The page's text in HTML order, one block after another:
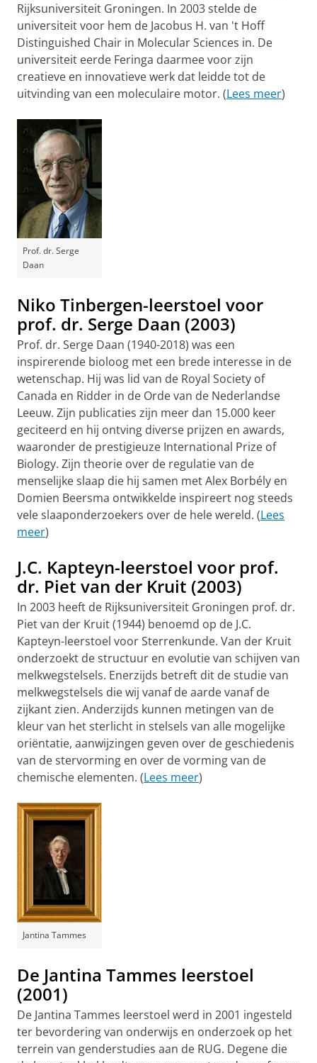
Rijksuniversiteit Groningen. In 2003 stelde de
universiteit voor hem de Jacobus H. van 't Hoff
Distinguished Chair in Molecular Sciences in. De
universiteit eerde Feringa daarmee voor zijn
creatieve en innovatieve werk dat leidde tot de
uitvinding van een moleculaire motor. (Lees meer)
Prof. dr. Serge
Daan
Niko Tinbergen-leerstoel voor
prof. dr. Serge Daan (2003)
Prof. dr. Serge Daan (1940-2018) was een
inspirerende bioloog met een brede interesse in de
wetenschap. Hij was lid van de Royal Society of
Canada en Ridder in de Orde van de Nederlandse
Leeuw. Zijn publicaties zijn meer dan 15.000 keer
geciteerd en hij ontving diverse prijzen en awards,
waaronder de prestigieuze International Prize of
Biology. Zijn theorie over de regulatie van de
menselijke slaap die hij samen met Alex Borbély en
Domien Beersma ontwikkelde inspireert nog steeds
vele slaaponderzoekers over de hele wereld. (Lees
meer)
J.C. Kapteyn-leerstoel voor prof.
dr. Piet van der Kruit (2003)
In 2003 heeft de Rijksuniversiteit Groningen prof. dr.
Piet van der Kruit (1944) benoemd op de J.C.
Kapteyn-leerstoel voor Sterrenkunde. Van der Kruit
onderzoekt de structuur en evolutie van schijven van
melkwegstelsels. Enerzijds betreft dit de studie van
melkwegstelsels die wij vanaf de aarde vanaf de
zijkant zien. Anderzijds kunnen metingen van de
kleur van het sterlicht in stelsels van alle mogelijke
oriëntatie, aanwijzingen geven over de geschiedenis
van de stervorming en over de vorming van de
chemische elementen. (Lees meer)
Jantina Tammes
De Jantina Tammes leerstoel
(2001)
De Jantina Tammes leerstoel werd in 2001 ingesteld
ter bevordering van onderwijs en onderzoek op het
terrein van genderstudies aan de RUG. Degene die